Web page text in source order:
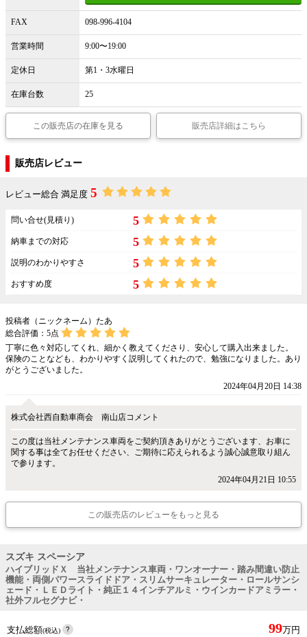
FAX 098-996-4104
営業時間 9:00〜19:00
定休日 第1・3水曜日
在庫台数 25
この販売店の在庫を見る 販売店詳細はこちら
販売店レビュー
レビュー総合 満足度 5
問い合せ(見積り) 5
納車までの対応 5
説明のわかりやすさ 5
おすすめ度 5
投稿者（ニックネーム）たあ
総合評価： 5点
丁寧に色々対応してくれ、細かく教えてくださり、安心して購入出来ました。
保険のことなども、わかりやすく説明してくれたので、勉強になりました。あり
がとうございました。
2024年04月20日 14:38
株式会社西自動車商会 南山店コメント
この度は当社メンテナンス車両をご契約頂きありがとうございます、お車に
関する事は全てお任せください、ご期待に応えられるよう誠心誠意取り組ん
で参ります。
2024年04月21日 10:55
この販売店のレビューをもっと見る
スズキ スペーシア
ハイブリッドＸ 当社メンテナンス車両・ワンオーナー・踏み間違い防止
機能・両側パワースライドドア・スリムサーキュレーター・ロールサンシ
ェード・ＬＥＤライト・純正１４インチアルミ・ウインカードアミラー・
社外フルセグナビ・
支払総額(税込) 99万円